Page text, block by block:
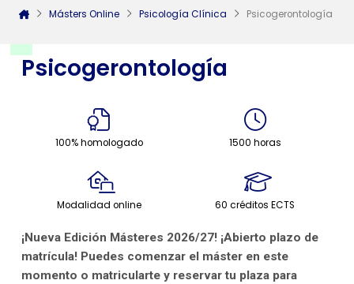
Psicogerontología
100% homologado 1500 horas
Modalidad online 60 créditos ECTS
¡Nueva Edición Másteres 2026/27! ¡Abierto plazo de
matrícula! Puedes comenzar el máster en este
momento o matricularte y reservar tu plaza para
Másters Online Psicología Clínica Psicogerontología